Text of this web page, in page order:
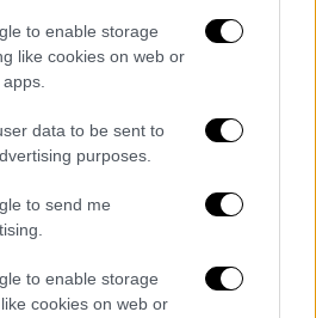
to enable storage
like cookies on web or
data to be sent to
purposes.
to send me
to enable storage
cookies on web or
ότι πυροβόλησαν δύο
αυτό πουσκότωσετον
37χρονος, ο οποίος
ληστείες,
στοΠαγκράτι
συμπλοκή με
αστυνομικών.
των συλληφθέντων